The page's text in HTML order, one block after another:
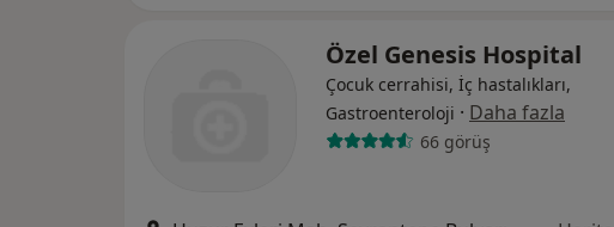
Özel Genesis Hospital
Çocuk cerrahisi, İç hastalıkları,
Gastroenteroloji · Daha fazla
66 görüş